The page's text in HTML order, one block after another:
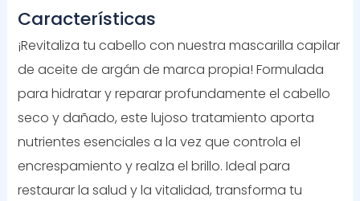
Características
¡Revitaliza tu cabello con nuestra mascarilla capilar
de aceite de argán de marca propia! Formulada
para hidratar y reparar profundamente el cabello
seco y dañado, este lujoso tratamiento aporta
nutrientes esenciales a la vez que controla el
encrespamiento y realza el brillo. Ideal para
restaurar la salud y la vitalidad, transforma tu